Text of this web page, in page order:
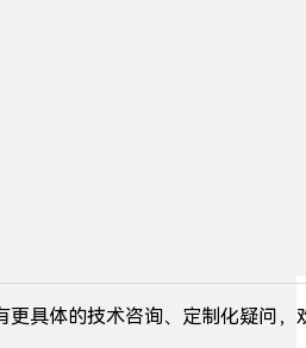
更具体的技术咨询、定制化疑问